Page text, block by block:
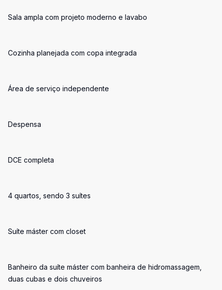
Sala ampla com projeto moderno e lavabo
Cozinha planejada com copa integrada
Área de serviço independente
Despensa
DCE completa
4 quartos, sendo 3 suítes
Suíte máster com closet
Banheiro da suíte máster com banheira de hidromassagem,
duas cubas e dois chuveiros